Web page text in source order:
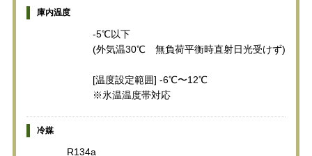
庫内温度
-5℃以下
(外気温30℃ 無負荷平衡時直射日光受けず)
[温度設定範囲] -6℃〜12℃
※氷温温度帯対応
冷媒
R134a